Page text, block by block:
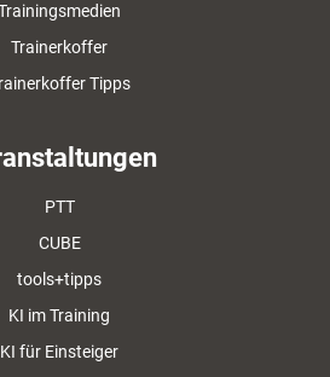
Trainerkoffer
Tipps
PTT
CUBE
tools+tipps
KI im Training
KI für Einsteiger